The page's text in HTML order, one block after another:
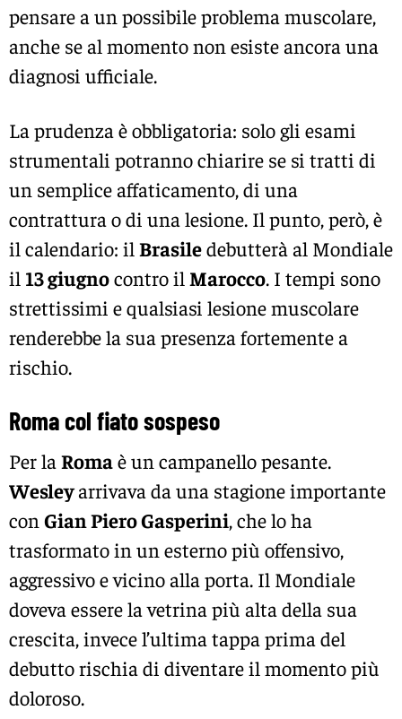
pensare a un possibile problema muscolare,
anche se al momento non esiste ancora una
diagnosi ufficiale.
La prudenza è obbligatoria: solo gli esami
strumentali potranno chiarire se si tratti di
un semplice affaticamento, di una
contrattura o di una lesione. Il punto, però, è
il calendario: il Brasiledebutterà al Mondiale
il 13 giugnocontro il Marocco. I tempi sono
strettissimi e qualsiasi lesione muscolare
renderebbe la sua presenza fortemente a
rischio.
Roma col fiato sospeso
Per la Romaè un campanello pesante.
Wesleyarrivava da una stagione importante
con Gian Piero Gasperini, che lo ha
trasformato in un esterno più offensivo,
aggressivo e vicino alla porta. Il Mondiale
doveva essere la vetrina più alta della sua
crescita, invece l’ultima tappa prima del
debutto rischia di diventare il momento più
doloroso.